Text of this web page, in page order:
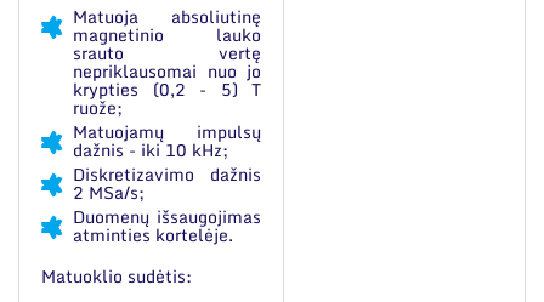
Matuoja absoliutinę
magnetinio lauko
srauto vertę
nepriklausomai nuo jo
krypties (0,2 - 5) T
ruože;
Matuojamų impulsų
dažnis - iki 10 kHz;
Diskretizavimo dažnis
2 MSa/s;
Duomenų išsaugojimas
atminties kortelėje.
Matuoklio sudėtis: